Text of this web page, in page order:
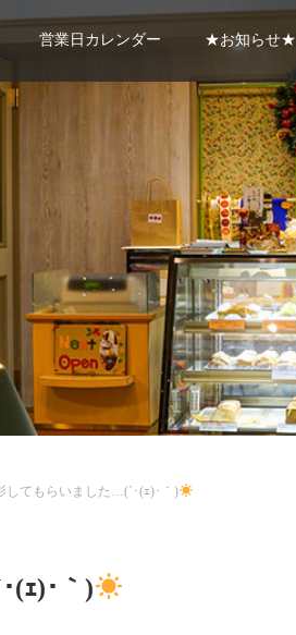
営業日カレンダー ★お知らせ★
してもらいました…(´･(ｪ)･｀)
(ｪ)･｀)